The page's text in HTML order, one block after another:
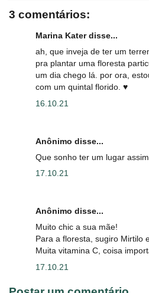
3 comentários:
Marina Kater disse...
ah, que inveja de ter um
pra plantar uma floresta
um dia chego lá. por ora,
com um quintal florido. ♥️
16.10.21
Anônimo disse...
Que sonho ter um lugar
17.10.21
Anônimo disse...
Muito chic a sua mãe!
Para a floresta, sugiro Mirtilo
Muita vitamina C, coisa
17.10.21